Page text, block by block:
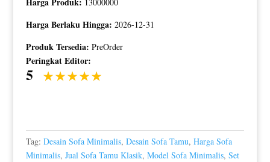
Harga Berlaku Hingga: 2026-12-31
Produk Tersedia: PreOrder
Peringkat Editor:
5
Tag: Desain Sofa Minimalis, Desain Sofa Tamu, Harga Sofa
Minimalis, Jual Sofa Tamu Klasik, Model Sofa Minimalis, Set